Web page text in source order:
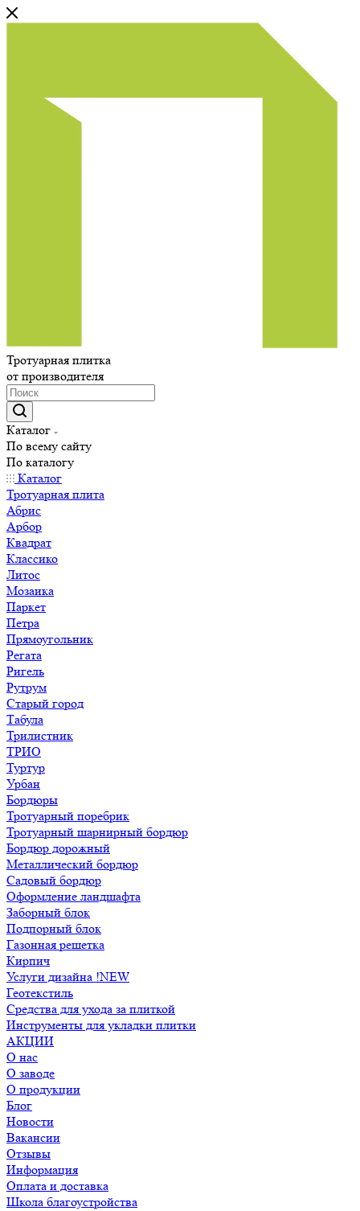
Тротуарная плитка
от производителя
Каталог
По всему сайту
По каталогу
Каталог
Тротуарная плита
Абрис
Арбор
Квадрат
Классико
Литос
Мозаика
Паркет
Петра
Прямоугольник
Регата
Ригель
Рутрум
Старый город
Табула
Трилистник
ТРИО
Туртур
Урбан
Бордюры
Тротуарный поребрик
Тротуарный шарнирный бордюр
Бордюр дорожный
Металлический бордюр
Садовый бордюр
Оформление ландшафта
Заборный блок
Подпорный блок
Газонная решетка
Кирпич
Услуги дизайна !NEW
Геотекстиль
Средства для ухода за плиткой
Инструменты для укладки плитки
АКЦИИ
О нас
О заводе
О продукции
Блог
Новости
Вакансии
Отзывы
Информация
Оплата и доставка
Школа благоустройства